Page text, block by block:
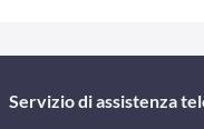
Servizio di assistenza